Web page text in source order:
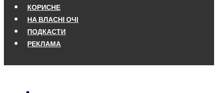
КОРИСНЕ
НА ВЛАСНІ ОЧІ
ПОДКАСТИ
РЕКЛАМА